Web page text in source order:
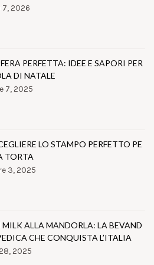
2026
PERFETTA: IDEE E SAPORI PER
DI NATALE
7, 2025
LO STAMPO PERFETTO PE
TORTA
3, 2025
MILK ALLA MANDORLA: LA BEVAND
CHE CONQUISTA L’ITALIA
2025